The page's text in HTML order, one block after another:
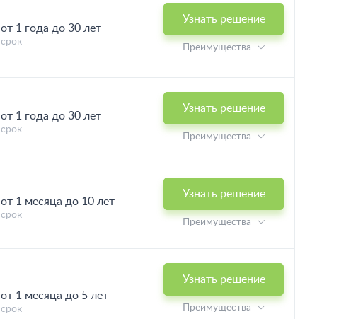
от 1 года до 30 лет
срок
Узнать решение
Преимущества
от 1 года до 30 лет
срок
Узнать решение
Преимущества
от 1 месяца до 10 лет
срок
Узнать решение
Преимущества
от 1 месяца до 5 лет
срок
Узнать решение
Преимущества